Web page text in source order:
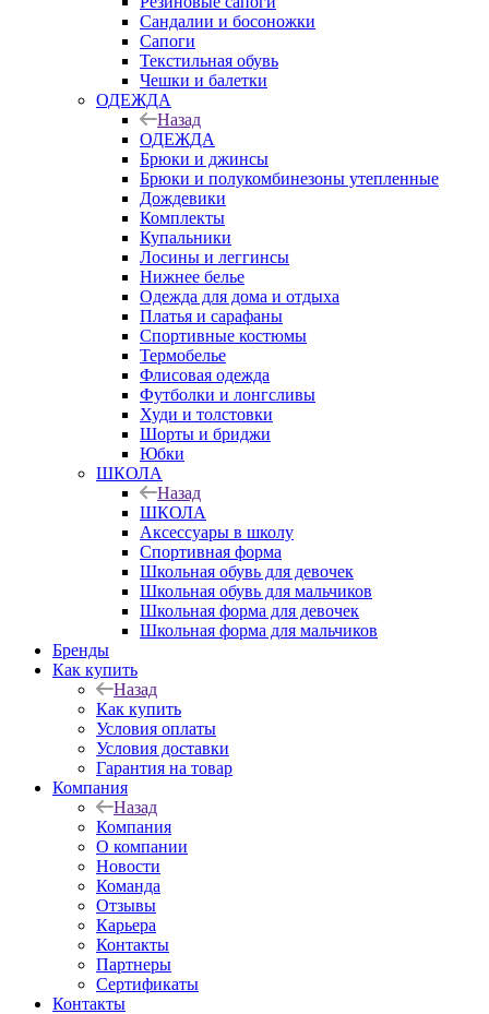
Сандалии и босоножки
Сапоги
Текстильная обувь
Чешки и балетки
ОДЕЖДА
Назад
ОДЕЖДА
Брюки и джинсы
Брюки и полукомбинезоны утепленные
Дождевики
Комплекты
Купальники
Лосины и леггинсы
Нижнее белье
Одежда для дома и отдыха
Платья и сарафаны
Спортивные костюмы
Термобелье
Флисовая одежда
Футболки и лонгсливы
Худи и толстовки
Шорты и бриджи
Юбки
ШКОЛА
Назад
ШКОЛА
Аксессуары в школу
Спортивная форма
Школьная обувь для девочек
Школьная обувь для мальчиков
Школьная форма для девочек
Школьная форма для мальчиков
Бренды
Как купить
Назад
Как купить
Условия оплаты
Условия доставки
Гарантия на товар
Компания
Назад
Компания
О компании
Новости
Команда
Отзывы
Карьера
Контакты
Партнеры
Сертификаты
Контакты